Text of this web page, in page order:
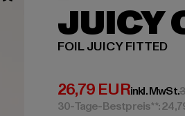
JUICY
FOIL JUICY FITTED
26,79 EUR
Derzeitiger Preis:
inkl. MwSt.
30-Tage-Bestpreis**: